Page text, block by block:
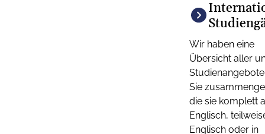
Wir haben eine
Übersicht aller
Sie
die sie komplett
Englisch,
Englisch oder in